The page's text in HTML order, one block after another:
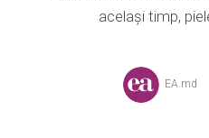
același timp,
EA.md